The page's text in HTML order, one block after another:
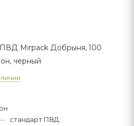
Mirpack Добрыня, 100
черный
стандарт ПВД